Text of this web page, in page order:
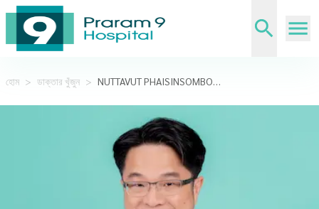
হোম > ডাক্তার খুঁজুন > NUTTAVUT PHAISINSOMBOON,M.D.